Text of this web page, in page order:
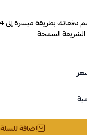
السمحة
إضافة للسلة